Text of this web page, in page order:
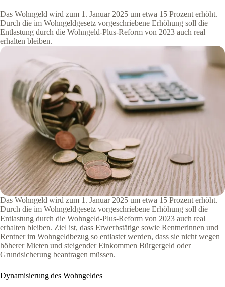
Das Wohngeld wird zum 1. Januar 2025 um etwa 15 Prozent erhöht.
Durch die im Wohngeldgesetz vorgeschriebene Erhöhung soll die
Entlastung durch die Wohngeld-Plus-Reform von 2023 auch real
erhalten bleiben.
Das Wohngeld wird zum 1. Januar 2025 um etwa 15 Prozent erhöht.
Durch die im Wohngeldgesetz vorgeschriebene Erhöhung soll die
Entlastung durch die Wohngeld-Plus-Reform von 2023 auch real
erhalten bleiben. Ziel ist, dass Erwerbstätige sowie Rentnerinnen und
Rentner im Wohngeldbezug so entlastet werden, dass sie nicht wegen
höherer Mieten und steigender Einkommen Bürgergeld oder
Grundsicherung beantragen müssen.
Dynamisierung des Wohngeldes